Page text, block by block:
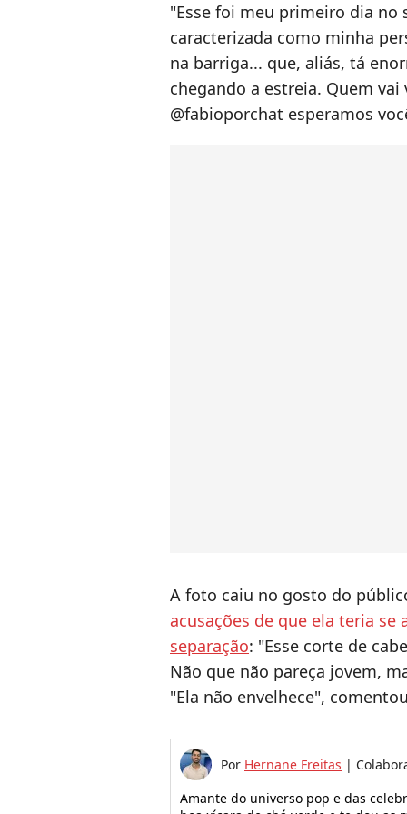
"Esse foi meu primeiro dia no
caracterizada como minha
na barriga... que, aliás, tá
chegando a estreia. Quem vai
@fabioporchat esperamos
A foto caiu no gosto do
acusações de que ela teria se
separação: "Esse corte de
Não que não pareça jovem,
"Ela não envelhece",
Por Hernane Freitas |
Amante do universo pop e das